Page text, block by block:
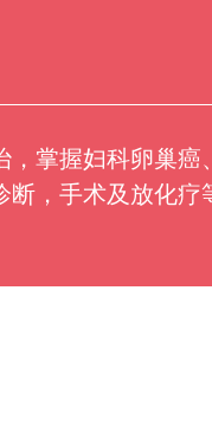
掌握妇科卵巢
，手术及放化